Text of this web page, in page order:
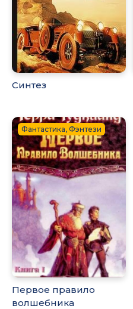
Синтез
Фантастика, Фэнтези
Первое правило
волшебника